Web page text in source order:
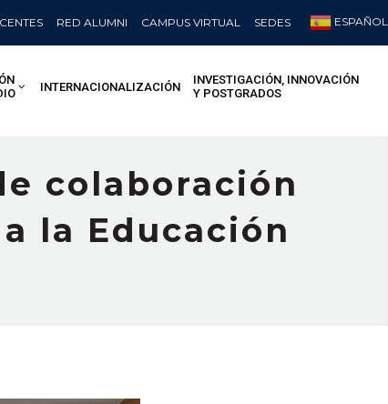
RED ALUMNI CAMPUS VIRTUAL SEDES ESPAÑOL
INTERNACIONALIZACIÓN
INVESTIGACIÓN, INNOVACIÓN
Y POSTGRADOS
colaboración
la Educación